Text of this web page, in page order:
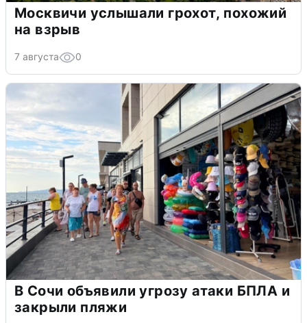
Москвичи услышали грохот, похожий
на взрыв
7 августа 0
В Сочи объявили угрозу атаки БПЛА и
закрыли пляжи